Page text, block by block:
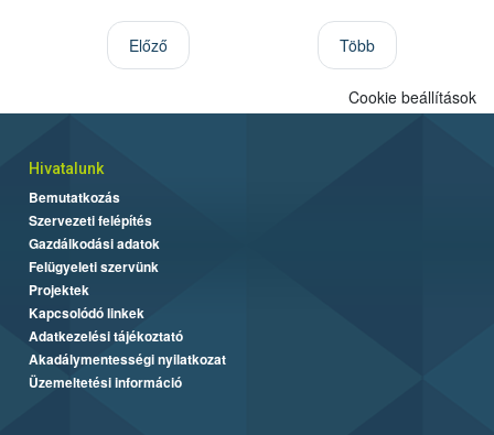
Előző Több
Cookie beállítások
Hivatalunk
Bemutatkozás
Szervezeti felépítés
Gazdálkodási adatok
Felügyeleti szervünk
Projektek
Kapcsolódó linkek
Adatkezelési tájékoztató
Akadálymentességi nyilatkozat
Üzemeltetési információ